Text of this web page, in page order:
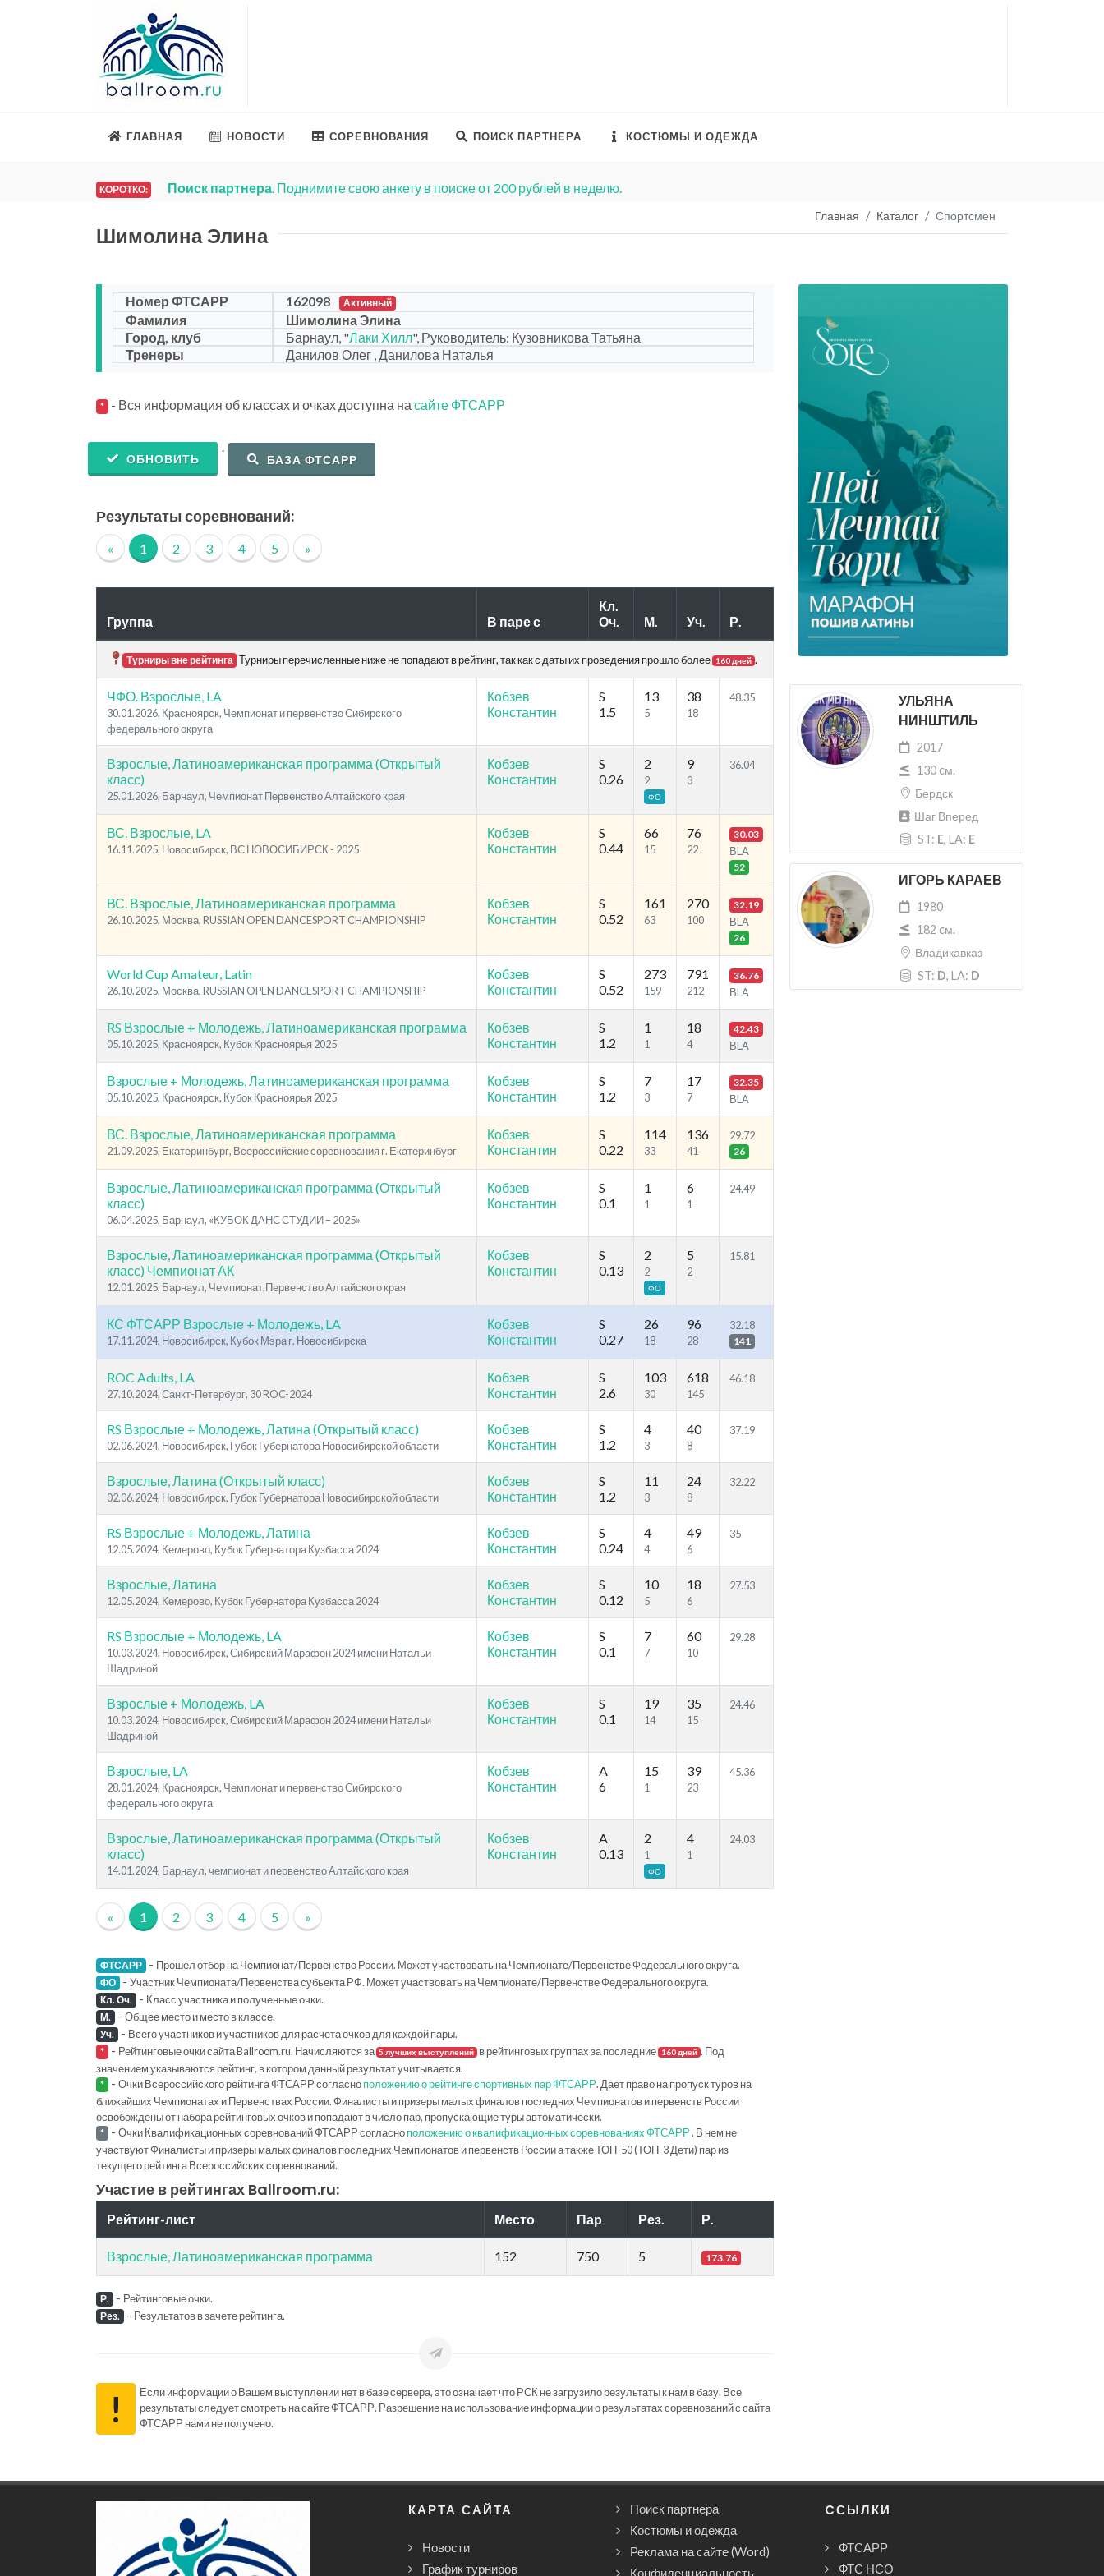
ГЛАВНАЯ НОВОСТИ СОРЕВНОВАНИЯ ПОИСК ПАРТНЕРА КОСТЮМЫ И ОДЕЖДА
КОРОТКО: Поиск партнера. Поднимите свою анкету в поиске от 200 рублей в неделю.
Главная Каталог Спортсмен
Шимолина Элина
УЛЬЯНА
НИНШТИЛЬ
2017
130 cм.
Бердск
Шаг Вперед
ST: E, LA: E
ИГОРЬ КАРАЕВ
1980
182 cм.
Владикавказ
ST: D, LA: D
Номер ФТСАРР 162098 Активный
Фамилия
Шимолина Элина
Город, клуб
Барнаул, "Лаки Хилл", Руководитель: Кузовникова Татьяна
Тренеры
Данилов Олег , Данилова Наталья
* - Вся информация об классах и очках доступна на сайте ФТСАРР
ОБНОВИТЬ
.
БАЗА ФТСАРР
Результаты соревнований:
« 1 2 3 4 5 »
Группа В паре с
Кл.
Оч.
М. Уч. Р.
Турниры вне рейтинга Турниры перечисленные ниже не попадают в рейтинг, так как с даты их проведения прошло более 160 дней .
ЧФО. Взрослые, LA
30.01.2026, Красноярск, Чемпионат и первенство Сибирского
федерального округа
Кобзев
Константин
S
1.5
13
5
38
18
48.35
Взрослые, Латиноамериканская программа (Открытый
класс)
25.01.2026, Барнаул, Чемпионат Первенство Алтайского края
Кобзев
Константин
S
0.26
2
2
ФО
9
3
36.04
ВС. Взрослые, LA
16.11.2025, Новосибирск, ВС НОВОСИБИРСК - 2025
Кобзев
Константин
S
0.44
66
15
76
22
30.03
ВLA
52
ВС. Взрослые, Латиноамериканская программа
26.10.2025, Москва, RUSSIAN OPEN DANCESPORT CHAMPIONSHIP
Кобзев
Константин
S
0.52
161
63
270
100
32.19
ВLA
26
World Cup Amateur, Latin
26.10.2025, Москва, RUSSIAN OPEN DANCESPORT CHAMPIONSHIP
Кобзев
Константин
S
0.52
273
159
791
212
36.76
ВLA
RS Взрослые + Молодежь, Латиноамериканская программа
05.10.2025, Красноярск, Кубок Красноярья 2025
Кобзев
Константин
S
1.2
1
1
18
4
42.43
ВLA
Взрослые + Молодежь, Латиноамериканская программа
05.10.2025, Красноярск, Кубок Красноярья 2025
Кобзев
Константин
S
1.2
7
3
17
7
32.35
ВLA
ВС. Взрослые, Латиноамериканская программа
21.09.2025, Екатеринбург, Всероссийские соревнования г. Екатеринбург
Кобзев
Константин
S
0.22
114
33
136
41
29.72
26
Взрослые, Латиноамериканская программа (Открытый
класс)
06.04.2025, Барнаул, «КУБОК ДАНС СТУДИИ – 2025»
Кобзев
Константин
S
0.1
1
1
6
1
24.49
Взрослые, Латиноамериканская программа (Открытый
класс) Чемпионат АК
12.01.2025, Барнаул, Чемпионат,Первенство Алтайского края
Кобзев
Константин
S
0.13
2
2
ФО
5
2
15.81
КС ФТСАРР Взрослые + Молодежь, LA
17.11.2024, Новосибирск, Кубок Мэра г. Новосибирска
Кобзев
Константин
S
0.27
26
18
96
28
32.18
141
ROC Adults, LA
27.10.2024, Cанкт-Петербург, 30 ROC-2024
Кобзев
Константин
S
2.6
103
30
618
145
46.18
RS Взрослые + Молодежь, Латина (Открытый класс)
02.06.2024, Новосибирск, Губок Губернатора Новосибирской области
Кобзев
Константин
S
1.2
4
3
40
8
37.19
Взрослые, Латина (Открытый класс)
02.06.2024, Новосибирск, Губок Губернатора Новосибирской области
Кобзев
Константин
S
1.2
11
3
24
8
32.22
RS Взрослые + Молодежь, Латина
12.05.2024, Кемерово, Кубок Губернатора Кузбасса 2024
Кобзев
Константин
S
0.24
4
4
49
6
35
Взрослые, Латина
12.05.2024, Кемерово, Кубок Губернатора Кузбасса 2024
Кобзев
Константин
S
0.12
10
5
18
6
27.53
RS Взрослые + Молодежь, LA
10.03.2024, Новосибирск, Сибирский Марафон 2024 имени Натальи
Шадриной
Кобзев
Константин
S
0.1
7
7
60
10
29.28
Взрослые + Молодежь, LA
10.03.2024, Новосибирск, Сибирский Марафон 2024 имени Натальи
Шадриной
Кобзев
Константин
S
0.1
19
14
35
15
24.46
Взрослые, LA
28.01.2024, Красноярск, Чемпионат и первенство Сибирского
федерального округа
Кобзев
Константин
A
6
15
1
39
23
45.36
Взрослые, Латиноамериканская программа (Открытый
класс)
14.01.2024, Барнаул, чемпионат и первенство Алтайского края
Кобзев
Константин
A
0.13
2
1
ФО
4
1
24.03
« 1 2 3 4 5 »
ФТСАРР - Прошел отбор на Чемпионат/Первенство России. Может участвовать на Чемпионате/Первенстве Федерального округа.
ФО - Участник Чемпионата/Первенства субьекта РФ. Может участвовать на Чемпионате/Первенстве Федерального округа.
Кл. Оч. - Класс участника и полученные очки.
М. - Общее место и место в классе.
Уч. - Всего участников и участников для расчета очков для каждой пары.
* - Рейтинговые очки сайта Ballroom.ru. Начисляются за 5 лучших выступлений в рейтинговых группах за последние 160 дней . Под
значением указываются рейтинг, в котором данный результат учитывается.
* - Очки Всероссийского рейтинга ФТСАРР согласноположению о рейтинге спортивных пар ФТСАРР. Дает право на пропуск туров на
ближайших Чемпионатах и Первенствах России. Финалисты и призеры малых финалов последних Чемпионатов и первенств России
освобождены от набора рейтинговых очков и попадают в число пар, пропускающие туры автоматически.
* - Очки Квалификационных соревнований ФТСАРР согласноположению о квалификационных соревнованиях ФТСАРР. В нем не
участвуют Финалисты и призеры малых финалов последних Чемпионатов и первенств России а также ТОП-50 (ТОП-3 Дети) пар из
текущего рейтинга Всероссийских соревнований.
Участие в рейтингах Ballroom.ru:
Рейтинг-лист Место Пар Рез. Р.
Взрослые, Латиноамериканская программа 152 750 5 173.76
Р. - Рейтинговые очки.
Рез. - Результатов в зачете рейтинга.
!
Если информации о Вашем выступлении нет в базе сервера, это означает что РСК не загрузило результаты к нам в базу. Все
результаты следует смотреть на сайте ФТСАРР. Разрешение на использование информации о результатах соревнований с сайта
ФТСАРР нами не получено.
КАРТА САЙТА
Новости
График турниров
Поиск партнера
Костюмы и одежда
Реклама на сайте (Word)
Конфиденциальность
CСЫЛКИ
ФТСАРР
ФТС НСО